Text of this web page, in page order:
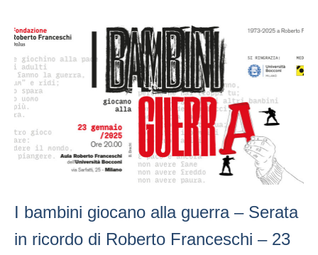
I bambini giocano alla guerra – Serata
in ricordo di Roberto Franceschi – 23